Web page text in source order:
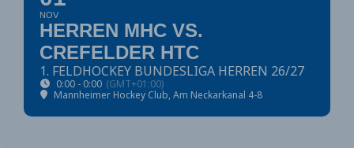
NOV
HERREN MHC VS.
CREFELDER HTC
1. FELDHOCKEY BUNDESLIGA HERREN 26/27
0:00 - 0:00 (GMT+01:00)
Mannheimer Hockey Club, Am Neckarkanal 4-8